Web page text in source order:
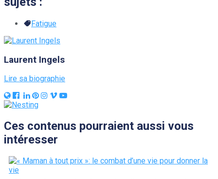
Fatigue
Laurent Ingels
Lire sa biographie
Ces contenus pourraient aussi vous
intéresser